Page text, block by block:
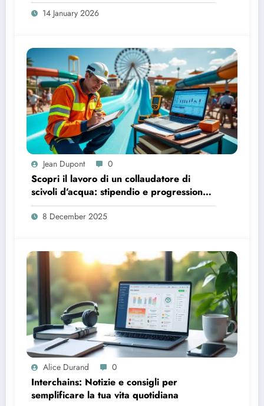
14 January 2026
Jean Dupont 0
Scopri il lavoro di un collaudatore di
scivoli d’acqua: stipendio e progressione
di carriera
8 December 2025
Alice Durand 0
Interchains: Notizie e consigli per
semplificare la tua vita quotidiana